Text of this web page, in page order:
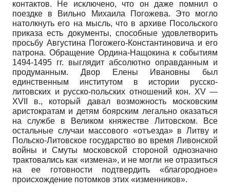
контактов. Не исключено, что он даже помнил о
поездке в Вильно Михаила Погожева. Это могло
натолкнуть его на мысль, что в архиве Посольского
приказа есть документы, способные удовлетворить
просьбу Августина Погожего-Константиновича и его
патрона. Обращение Ордина-Нащокина к событиям
1494-1495 гг. выглядит абсолютно оправданным и
продуманным. Двор Елены Ивановны был
единственным институтом в истории русско-
литовских и русско-польских отношений кон. XV —
XVII в., который давал возможность московским
аристократам и детям боярским легально оказаться
на службе в Великом княжестве Литовском. Все
остальные случаи массового «отъезда» в Литву и
Польско-Литовское государство во время Ливонской
войны и Смуты московской стороной однозначно
трактовались как «измена», и не могли не отразиться
на ее готовности подтвердить «благородное»
происхождение потомков этих «изменников».